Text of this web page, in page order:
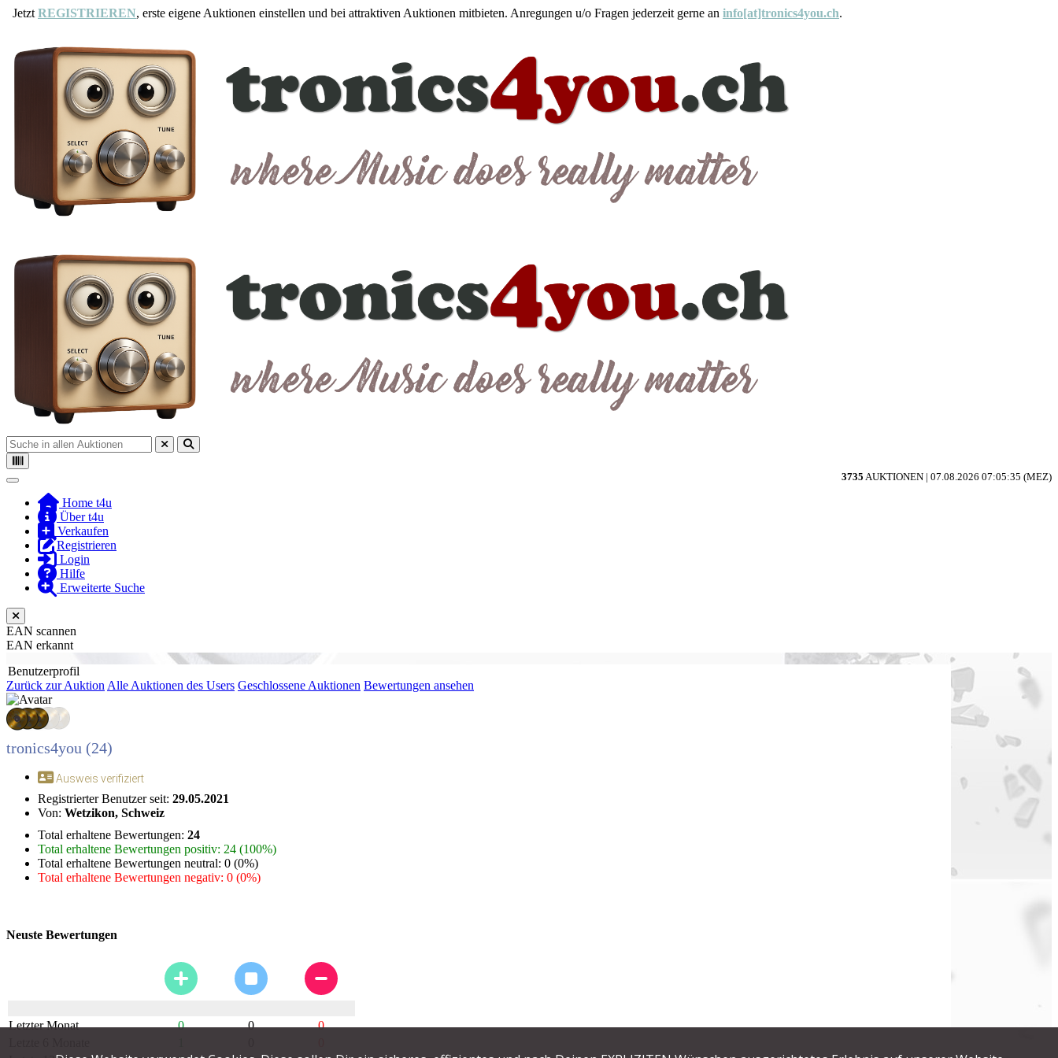
Jetzt REGISTRIEREN, erste eigene Auktionen einstellen und bei attraktiven Auktionen mitbieten. Anregungen u/o Fragen jederzeit gerne an info[at]tronics4you.ch.
3735 AUKTIONEN | 07.08.2026 07:05:35 (MEZ)
Toggle navigation
Home t4u
Über t4u
Verkaufen
Registrieren
Login
Hilfe
Erweiterte Suche
EAN scannen
EAN erkannt
Benutzerprofil
Zurück zur Auktion Alle Auktionen des Users Geschlossene Auktionen Bewertungen ansehen
tronics4you (24)
Ausweis verifiziert
Registrierter Benutzer seit: 29.05.2021
Von: Wetzikon, Schweiz
Total erhaltene Bewertungen: 24
Total erhaltene Bewertungen positiv: 24 (100%)
Total erhaltene Bewertungen neutral: 0 (0%)
Total erhaltene Bewertungen negativ: 0 (0%)
Neuste Bewertungen
Letzter Monat 0 0
0